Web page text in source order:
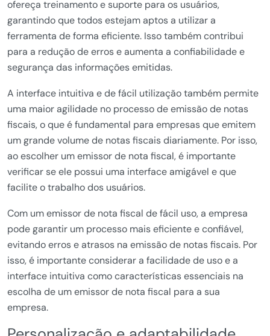
ofereça treinamento e suporte para os usuários,
garantindo que todos estejam aptos a utilizar a
ferramenta de forma eficiente. Isso também contribui
para a redução de erros e aumenta a confiabilidade e
segurança das informações emitidas.
A interface intuitiva e de fácil utilização também permite
uma maior agilidade no processo de emissão de notas
fiscais, o que é fundamental para empresas que emitem
um grande volume de notas fiscais diariamente. Por isso,
ao escolher um emissor de nota fiscal, é importante
verificar se ele possui uma interface amigável e que
facilite o trabalho dos usuários.
Com um emissor de nota fiscal de fácil uso, a empresa
pode garantir um processo mais eficiente e confiável,
evitando erros e atrasos na emissão de notas fiscais. Por
isso, é importante considerar a facilidade de uso e a
interface intuitiva como características essenciais na
escolha de um emissor de nota fiscal para a sua
empresa.